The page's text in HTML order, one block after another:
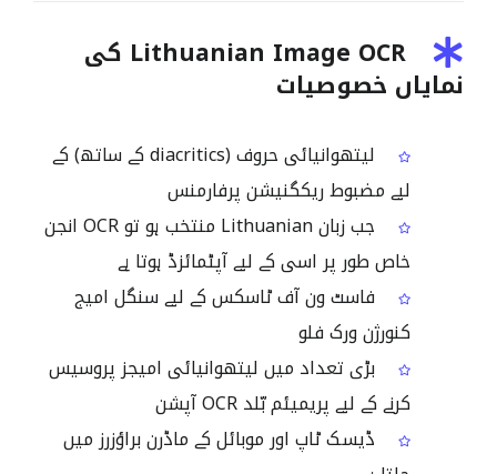
Lithuanian Image OCR کی
نمایاں خصوصیات
لیتھوانیائی حروف (diacritics کے ساتھ) کے
لیے مضبوط ریکگنیشن پرفارمنس
جب زبان Lithuanian منتخب ہو تو OCR انجن
خاص طور پر اسی کے لیے آپٹمائزڈ ہوتا ہے
فاسٹ ون آف ٹاسکس کے لیے سنگل امیج
کنورژن ورک فلو
بڑی تعداد میں لیتھوانیائی امیجز پروسیس
کرنے کے لیے پریمیئم بّلد OCR آپشن
ڈیسک ٹاپ اور موبائل کے ماڈرن براؤزرز میں